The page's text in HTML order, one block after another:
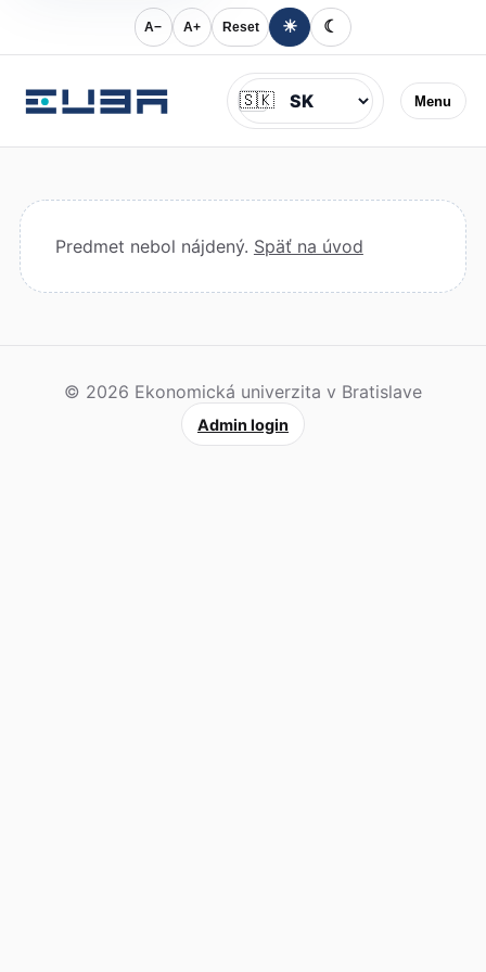
A− A+ Reset ☀ ☾
Menu
Jazyk
🇸🇰
Predmet nebol nájdený. Späť na úvod
© 2026 Ekonomická univerzita v Bratislave
Admin login